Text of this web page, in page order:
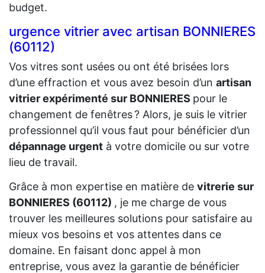
budget.
urgence vitrier avec artisan BONNIERES
(60112)
Vos vitres sont usées ou ont été brisées lors
d’une effraction et vous avez besoin d’un artisan
vitrier expérimenté sur BONNIERES pour le
changement de fenêtres ? Alors, je suis le vitrier
professionnel qu’il vous faut pour bénéficier d’un
dépannage urgent à votre domicile ou sur votre
lieu de travail.
Grâce à mon expertise en matière de vitrerie sur
BONNIERES (60112) , je me charge de vous
trouver les meilleures solutions pour satisfaire au
mieux vos besoins et vos attentes dans ce
domaine. En faisant donc appel à mon
entreprise, vous avez la garantie de bénéficier